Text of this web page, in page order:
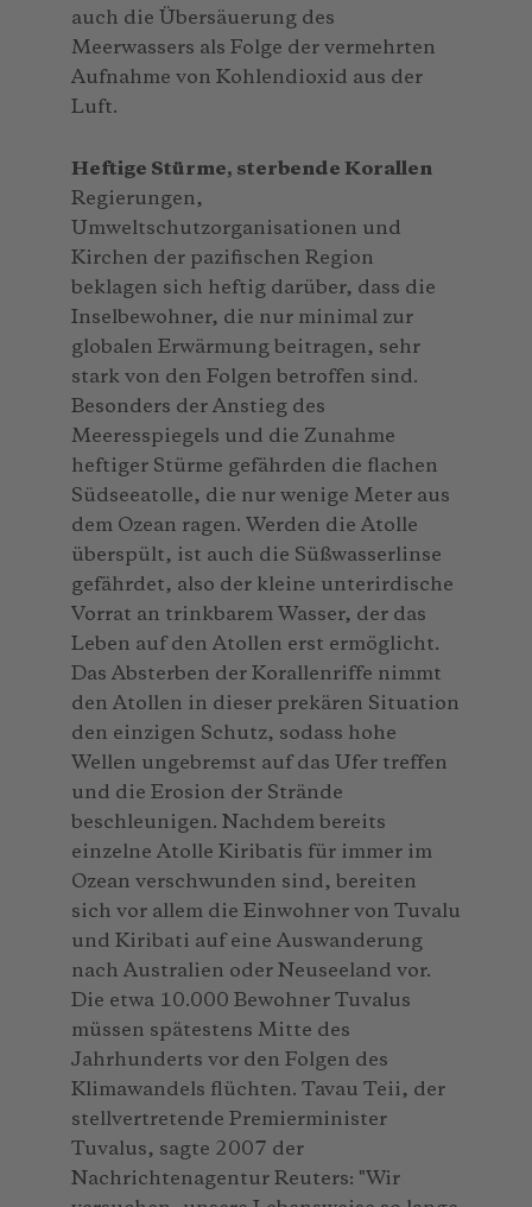
auch die Übersäuerung des
Meerwassers als Folge der vermehrten
Aufnahme von Kohlendioxid aus der
Luft.
Heftige Stürme, sterbende Korallen
Regierungen,
Umweltschutzorganisationen und
Kirchen der pazifischen Region
beklagen sich heftig darüber, dass die
Inselbewohner, die nur minimal zur
globalen Erwärmung beitragen, sehr
stark von den Folgen betroffen sind.
Besonders der Anstieg des
Meeresspiegels und die Zunahme
heftiger Stürme gefährden die flachen
Südseeatolle, die nur wenige Meter aus
dem Ozean ragen. Werden die Atolle
überspült, ist auch die Süßwasserlinse
gefährdet, also der kleine unterirdische
Vorrat an trinkbarem Wasser, der das
Leben auf den Atollen erst ermöglicht.
Das Absterben der Korallenriffe nimmt
den Atollen in dieser prekären Situation
den einzigen Schutz, sodass hohe
Wellen ungebremst auf das Ufer treffen
und die Erosion der Strände
beschleunigen. Nachdem bereits
einzelne Atolle Kiribatis für immer im
Ozean verschwunden sind, bereiten
sich vor allem die Einwohner von Tuvalu
und Kiribati auf eine Auswanderung
nach Australien oder Neuseeland vor.
Die etwa 10.000 Bewohner Tuvalus
müssen spätestens Mitte des
Jahrhunderts vor den Folgen des
Klimawandels flüchten. Tavau Teii, der
stellvertretende Premierminister
Tuvalus, sagte 2007 der
Nachrichtenagentur Reuters: "Wir